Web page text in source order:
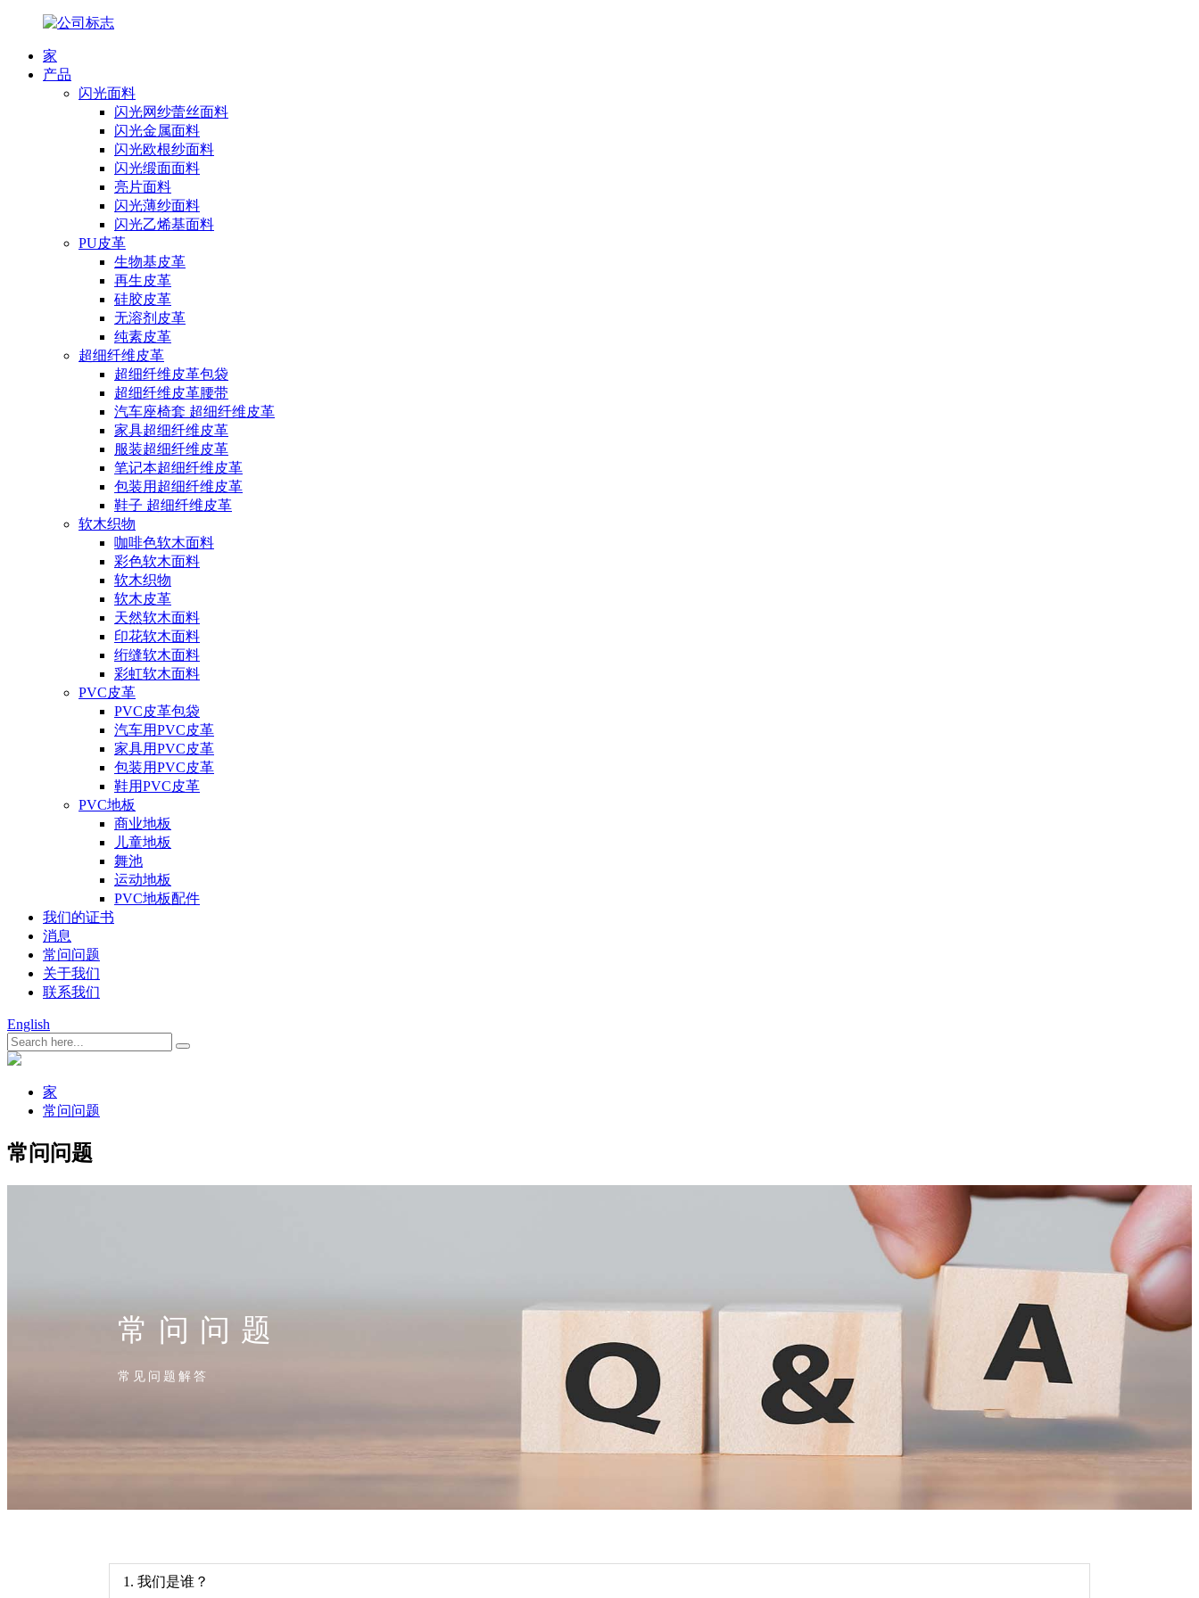
家
产品
闪光面料
闪光网纱蕾丝面料
闪光金属面料
闪光欧根纱面料
闪光缎面面料
亮片面料
闪光薄纱面料
闪光乙烯基面料
PU皮革
生物基皮革
再生皮革
硅胶皮革
无溶剂皮革
纯素皮革
超细纤维皮革
超细纤维皮革包袋
超细纤维皮革腰带
汽车座椅套 超细纤维皮革
家具超细纤维皮革
服装超细纤维皮革
笔记本超细纤维皮革
包装用超细纤维皮革
鞋子 超细纤维皮革
软木织物
咖啡色软木面料
彩色软木面料
软木织物
软木皮革
天然软木面料
印花软木面料
绗缝软木面料
彩虹软木面料
PVC皮革
PVC皮革包袋
汽车用PVC皮革
家具用PVC皮革
包装用PVC皮革
鞋用PVC皮革
PVC地板
商业地板
儿童地板
舞池
运动地板
PVC地板配件
我们的证书
消息
常问问题
关于我们
联系我们
English
家
常问问题
常问问题
常问问题
常见问题解答
1. 我们是谁？